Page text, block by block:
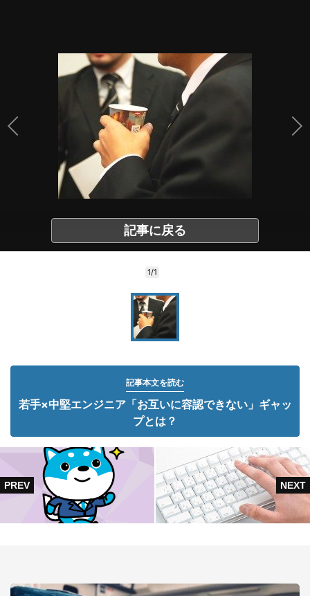
記事に戻る
1/1
記事本文を読む
若手×中堅エンジニア「お互いに容認できない」ギャッ
プとは？